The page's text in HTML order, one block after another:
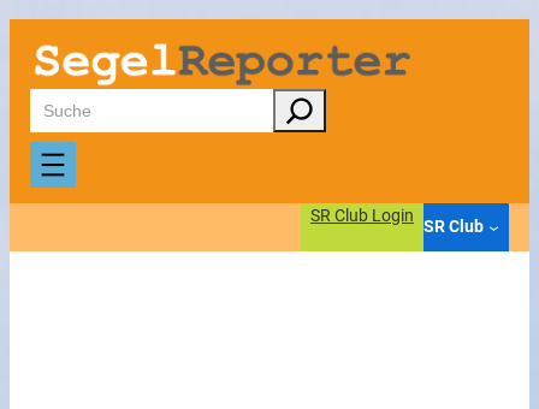
Suchen
SR Club Login
SR Club